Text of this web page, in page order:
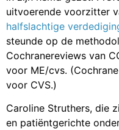
uitvoerende voorzitter
halfslachtige
steunde op de
Cochranereviews van
voor ME/cvs.
voor CVS.)
Caroline Struthers, die
en patiëntgerichte